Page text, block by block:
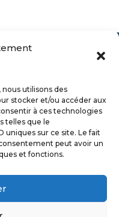
utilisons des
stocker et/ou accéder aux
à ces technologies
telles que le
sur ce site. Le fait
peut avoir un
et fonctions.